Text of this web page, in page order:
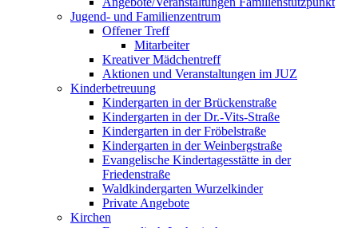
Jugend- und Familienzentrum
Offener Treff
Mitarbeiter
Kreativer Mädchentreff
Aktionen und Veranstaltungen im JUZ
Kinderbetreuung
Kindergarten in der Brückenstraße
Kindergarten in der Dr.-Vits-Straße
Kindergarten in der Fröbelstraße
Kindergarten in der Weinbergstraße
Evangelische Kindertagesstätte in der
Friedenstraße
Waldkindergarten Wurzelkinder
Private Angebote
Kirchen